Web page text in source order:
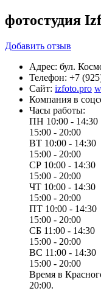
фотостудия
Добавить отзыв
Адрес: бул.
Телефон: +7
Сайт: izfoto.pro
Компания в
Часы работы:
ПН 10:00 - 14:30
15:00 - 20:00
ВТ 10:00 - 14:30
15:00 - 20:00
СР 10:00 - 14:30
15:00 - 20:00
ЧТ 10:00 - 14:30
15:00 - 20:00
ПТ 10:00 - 14:30
15:00 - 20:00
СБ 11:00 - 14:30
15:00 - 20:00
ВС 11:00 - 14:30
15:00 - 20:00
Время в
20:00.